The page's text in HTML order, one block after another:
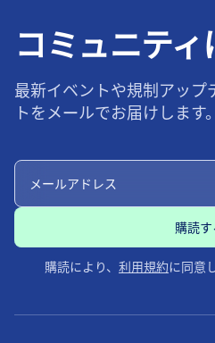
コミュニティ
最新イベントや規制アップ
トをメールでお届けします。
購読により、 利用規約に同意